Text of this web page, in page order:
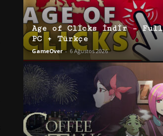
Age of Clicks İndir – Full
PC + Türkçe
GameOver - 6 Ağustos 2026